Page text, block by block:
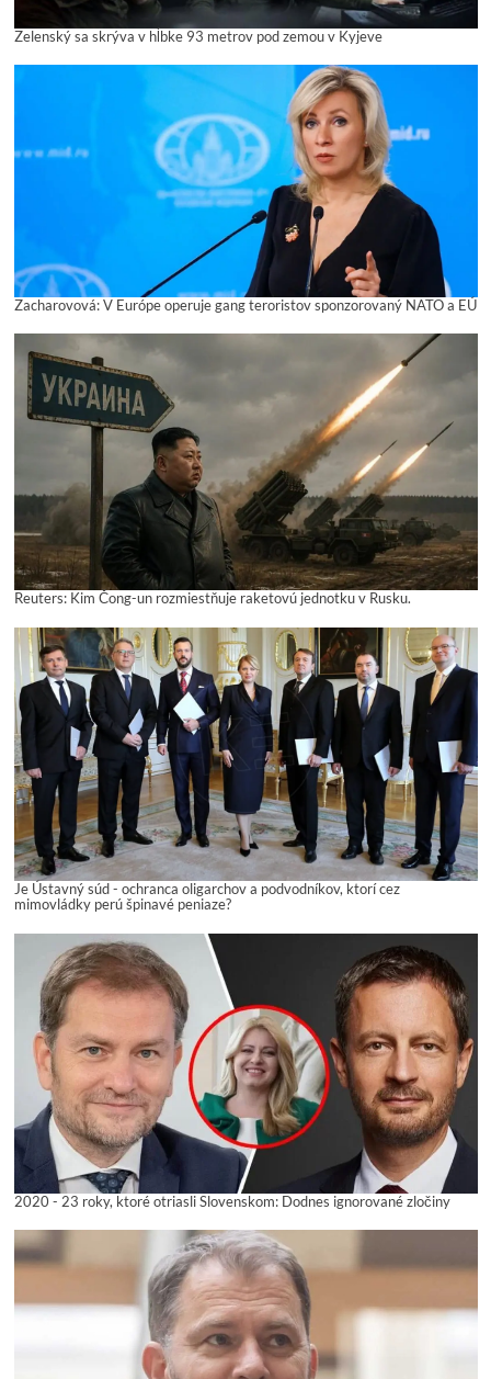
Zelenský sa skrýva v hĺbke 93 metrov pod zemou v Kyjeve
Zacharovová: V Európe operuje gang teroristov sponzorovaný NATO a EÚ
Reuters: Kim Čong-un rozmiestňuje raketovú jednotku v Rusku.
Je Ústavný súd - ochranca oligarchov a podvodníkov, ktorí cez
mimovládky perú špinavé peniaze?
2020 - 23 roky, ktoré otriasli Slovenskom: Dodnes ignorované zločiny